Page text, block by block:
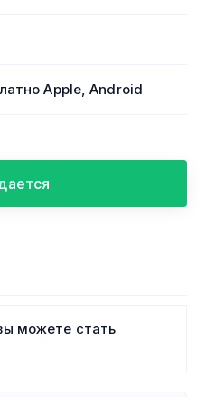
Apple, Android
можете стать